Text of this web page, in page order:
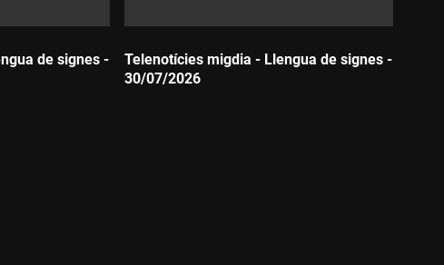
de signes -
Telenotícies migdia - Llengua de signes -
30/07/2026